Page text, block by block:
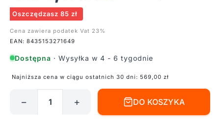
Oszczędzasz 85 zł
Cena zawiera podatek Vat 23%
EAN: 8435153271649
Dostępna · Wysyłka w 4 - 6 tygodnie
Najniższa cena w ciągu ostatnich 30 dni: 569,00 zł
− + DO KOSZYKA